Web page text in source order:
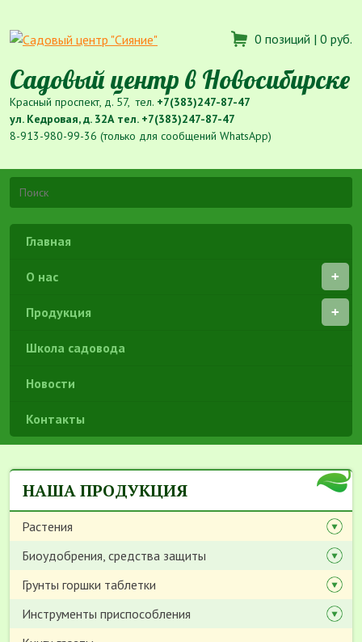
0 позиций | 0 руб.
Садовый центр в Новосибирске
Красный проспект, д. 57, тел. +7(383)247-87-47
ул. Кедровая, д. 32А тел. +7(383)247-87-47
8-913-980-99-36 (только для сообщений WhatsApp)
Главная
О нас
Продукция
Школа садовода
Новости
Контакты
НАША ПРОДУКЦИЯ
Растения
Биоудобрения, средства защиты
Грунты горшки таблетки
Инструменты приспособления